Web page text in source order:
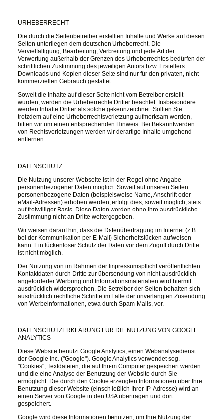
URHEBERRECHT
Die durch die Seitenbetreiber erstellten Inhalte und Werke auf diesen
Seiten unterliegen dem deutschen Urheberrecht. Die
Vervielfältigung, Bearbeitung, Verbreitung und jede Art der
Verwertung außerhalb der Grenzen des Urheberrechtes bedürfen der
schriftlichen Zustimmung des jeweiligen Autors bzw. Erstellers.
Downloads und Kopien dieser Seite sind nur für den privaten, nicht
kommerziellen Gebrauch gestattet.
Soweit die Inhalte auf dieser Seite nicht vom Betreiber erstellt
wurden, werden die Urheberrechte Dritter beachtet. Insbesondere
werden Inhalte Dritter als solche gekennzeichnet. Sollten Sie
trotzdem auf eine Urheberrechtsverletzung aufmerksam werden,
bitten wir um einen entsprechenden Hinweis. Bei Bekanntwerden
von Rechtsverletzungen werden wir derartige Inhalte umgehend
entfernen.
DATENSCHUTZ
Die Nutzung unserer Webseite ist in der Regel ohne Angabe
personenbezogener Daten möglich. Soweit auf unseren Seiten
personenbezogene Daten (beispielsweise Name, Anschrift oder
eMail-Adressen) erhoben werden, erfolgt dies, soweit möglich, stets
auf freiwilliger Basis. Diese Daten werden ohne Ihre ausdrückliche
Zustimmung nicht an Dritte weitergegeben.
Wir weisen darauf hin, dass die Datenübertragung im Internet (z.B.
bei der Kommunikation per E-Mail) Sicherheitslücken aufweisen
kann. Ein lückenloser Schutz der Daten vor dem Zugriff durch Dritte
ist nicht möglich.
Der Nutzung von im Rahmen der Impressumspflicht veröffentlichten
Kontaktdaten durch Dritte zur übersendung von nicht ausdrücklich
angeforderter Werbung und Informationsmaterialien wird hiermit
ausdrücklich widersprochen. Die Betreiber der Seiten behalten sich
ausdrücklich rechtliche Schritte im Falle der unverlangten Zusendung
von Werbeinformationen, etwa durch Spam-Mails, vor.
DATENSCHUTZERKLÄRUNG FÜR DIE NUTZUNG VON GOOGLE
ANALYTICS
Diese Website benutzt Google Analytics, einen Webanalysedienst
der Google Inc. ("Google"). Google Analytics verwendet sog.
"Cookies", Textdateien, die auf Ihrem Computer gespeichert werden
und die eine Analyse der Benutzung der Website durch Sie
ermöglicht. Die durch den Cookie erzeugten Informationen über Ihre
Benutzung dieser Website (einschließlich Ihrer IP-Adresse) wird an
einen Server von Google in den USA übertragen und dort
gespeichert.
Google wird diese Informationen benutzen, um Ihre Nutzung der